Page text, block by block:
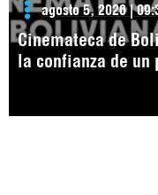
agosto 5, 2026 |
Cinemateca de
la confianza de un